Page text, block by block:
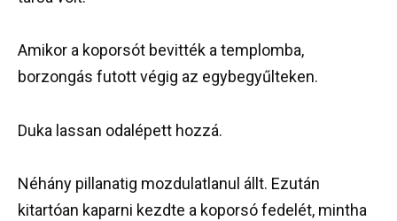
Amikor a koporsót bevitték a templomba,
borzongás futott végig az egybegyűlteken.
Duka lassan odalépett hozzá.
Néhány pillanatig mozdulatlanul állt. Ezután
kitartóan kaparni kezdte a koporsó fedelét, mintha